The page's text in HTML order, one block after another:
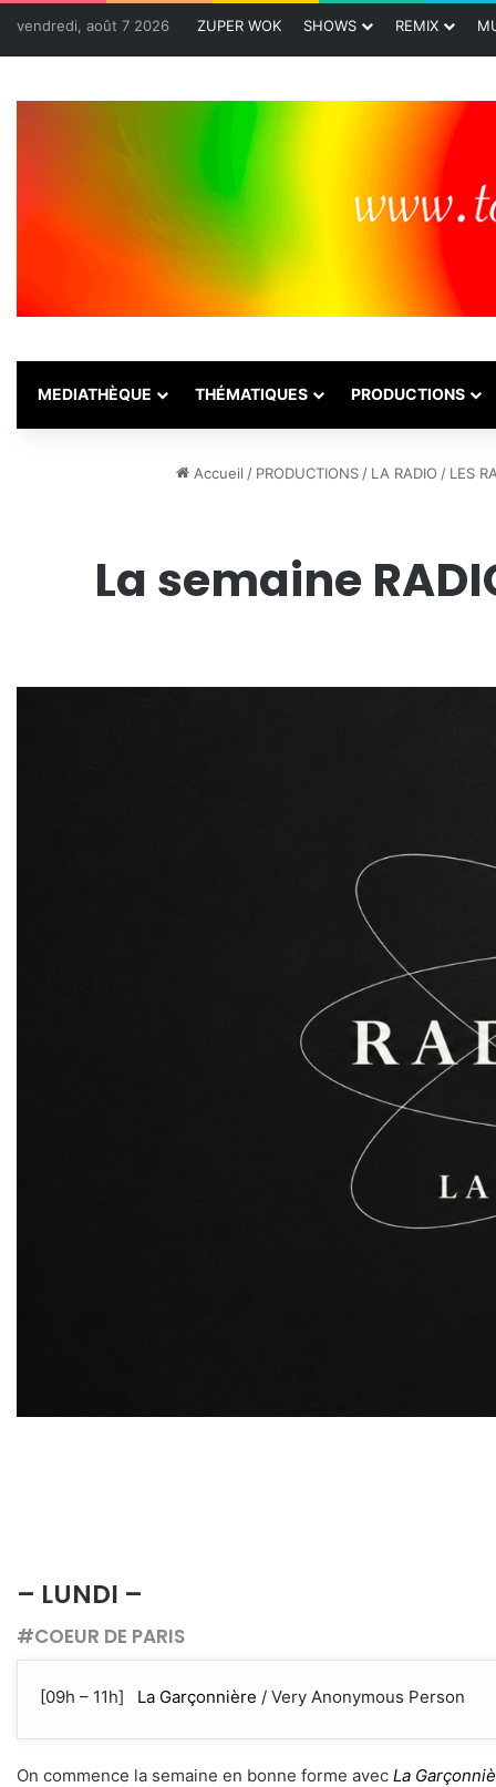
vendredi, août 7 2026 ZUPER WOK SHOWS REMIX
MEDIATHÈQUE THÉMATIQUES PRODUCTIONS
Accueil / PRODUCTIONS / LA RADIO / LES
La semaine
– LUNDI –
#COEUR DE PARIS
[09h – 11h] La Garçonnière / Very Anonymous Person
On commence la semaine en bonne forme avec La